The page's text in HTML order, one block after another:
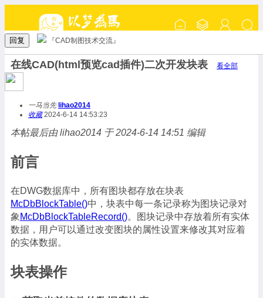
回复 『CAD制图技术交流』
在线CAD(html预览cad插件)二次开发块表 看全部
一马当先 lihao2014
收藏2024-6-14 14:53:23
本帖最后由 lihao2014 于 2024-6-14 14:51 编辑
前言
在DWG数据库中，所有图块都存放在块表
McDbBlockTable()中，块表中每一条记录称为图块记录对
象 McDbBlockTableRecord()。图块记录中存放着所有实体
数据，用户可以通过改变图块的属性设置来修改其对应着
的实体数据。
块表操作